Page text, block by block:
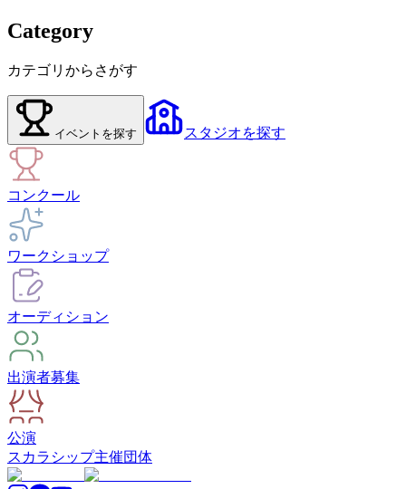
Category
カテゴリからさがす
イベント を探す スタジオを探す
コンクール
ワークショップ
オーディション
出演者募集
公演
スカラシップ主催団体